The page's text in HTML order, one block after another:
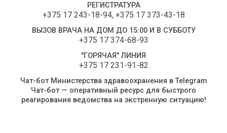
РЕГИСТРАТУРА
+375 17 243-18-94, +375 17 373-43-18
ВЫЗОВ ВРАЧА НА ДОМ ДО 15:00 И В СУББОТУ
+375 17 374-68-93
"ГОРЯЧАЯ" ЛИНИЯ
+375 17 231-91-82
Чат-бот Министерства здравоохранения в Telegram
Чат-бот — оперативный ресурс для быстрого
реагирования ведомства на экстренную ситуацию!